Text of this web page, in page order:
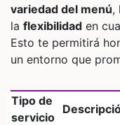
variedad del menú,
la flexibilidad en
Esto te permitirá
un entorno que
Tipo de
servicio